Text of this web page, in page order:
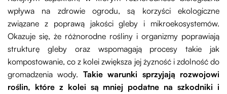
wpływa na zdrowie ogrodu, są korzyści ekologiczne
związane z poprawą jakości gleby i mikroekosystemów.
Okazuje się, że różnorodne rośliny i organizmy poprawiają
strukturę gleby oraz wspomagają procesy takie jak
kompostowanie, co z kolei zwiększa jej żyzność i zdolność do
gromadzenia wody. Takie warunki sprzyjają rozwojowi
roślin, które z kolei są mniej podatne na szkodniki i